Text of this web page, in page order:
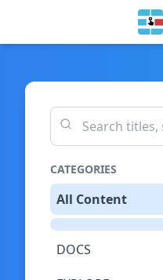
CATEGORIES
All Content
DOCS